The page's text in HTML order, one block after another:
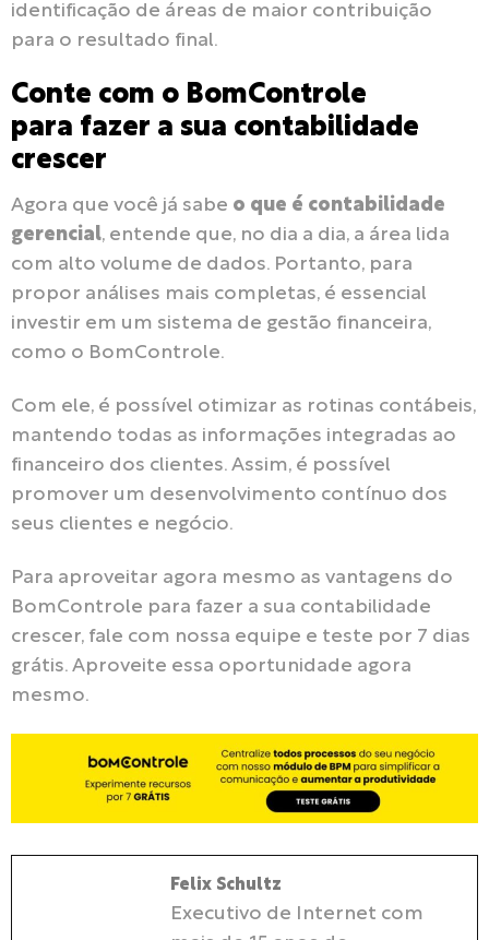
identificação de áreas de maior contribuição
para o resultado final.
Conte com o BomControle
para fazer a sua contabilidade
crescer
Agora que você já sabe o que é contabilidade
gerencial, entende que, no dia a dia, a área lida
com alto volume de dados. Portanto, para
propor análises mais completas, é essencial
investir em um sistema de gestão financeira,
como o BomControle.
Com ele, é possível otimizar as rotinas contábeis,
mantendo todas as informações integradas ao
financeiro dos clientes. Assim, é possível
promover um desenvolvimento contínuo dos
seus clientes e negócio.
Para aproveitar agora mesmo as vantagens do
BomControle para fazer a sua contabilidade
crescer, fale com nossa equipe e teste por 7 dias
grátis. Aproveite essa oportunidade agora
mesmo.
Felix Schultz
Executivo de Internet com